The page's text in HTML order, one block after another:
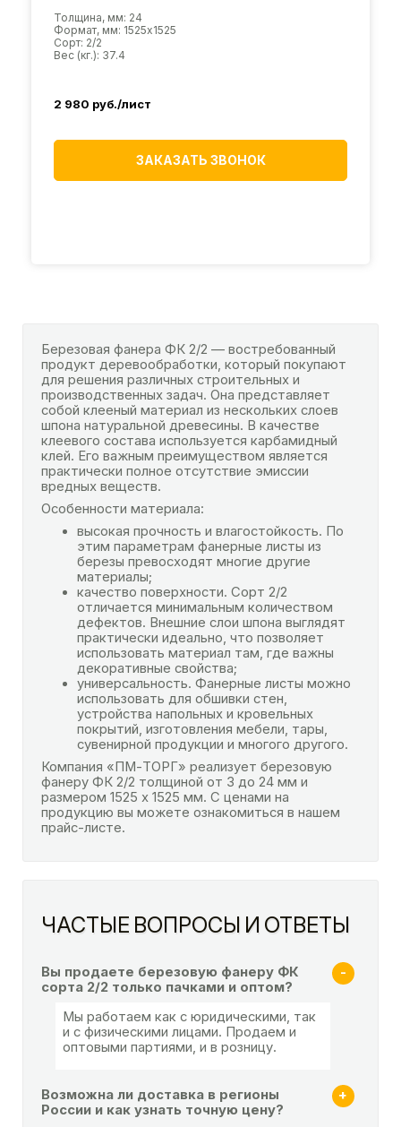
Толщина, мм: 24
Формат, мм: 1525х1525
Сорт: 2/2
Вес (кг.): 37.4
2 980 руб./лист
ЗАКАЗАТЬ ЗВОНОК
Березовая фанера ФК 2/2 — востребованный
продукт деревообработки, который покупают
для решения различных строительных и
производственных задач. Она представляет
собой клееный материал из нескольких слоев
шпона натуральной древесины. В качестве
клеевого состава используется карбамидный
клей. Его важным преимуществом является
практически полное отсутствие эмиссии
вредных веществ.
Особенности материала:
высокая прочность и влагостойкость. По
этим параметрам фанерные листы из
березы превосходят многие другие
материалы;
качество поверхности. Сорт 2/2
отличается минимальным количеством
дефектов. Внешние слои шпона выглядят
практически идеально, что позволяет
использовать материал там, где важны
декоративные свойства;
универсальность. Фанерные листы можно
использовать для обшивки стен,
устройства напольных и кровельных
покрытий, изготовления мебели, тары,
сувенирной продукции и многого другого.
Компания «ПМ-ТОРГ» реализует березовую
фанеру ФК 2/2 толщиной от 3 до 24 мм и
размером 1525 х 1525 мм. С ценами на
продукцию вы можете ознакомиться в нашем
прайс-листе.
ЧАСТЫЕ ВОПРОСЫ И ОТВЕТЫ
Вы продаете березовую фанеру ФК
сорта 2/2 только пачками и оптом?
Мы работаем как с юридическими, так
и с физическими лицами. Продаем и
оптовыми партиями, и в розницу.
Возможна ли доставка в регионы
России и как узнать точную цену?